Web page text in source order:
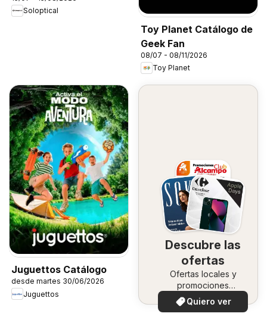
Soloptical
Toy Planet Catálogo de
Geek Fan
08/07 - 08/11/2026
Toy Planet
Juguettos Catálogo
desde martes 30/06/2026
Juguettos
Descubre las
ofertas
Ofertas locales y
promociones
especiales.
Quiero ver